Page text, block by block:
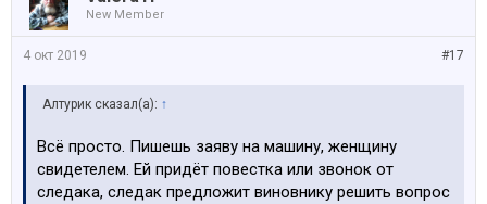
New Member
#17
4 окт 2019
Алтурик сказал(а): ↑
Всё просто. Пишешь заяву на машину, женщину
свидетелем. Ей придёт повестка или звонок от
следака, следак предложит виновнику решить вопрос